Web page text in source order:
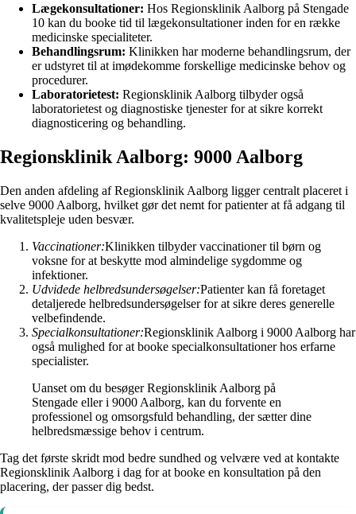
Lægekonsultationer: Hos Regionsklinik Aalborg på Stengade
10 kan du booke tid til lægekonsultationer inden for en række
medicinske specialiteter.
Behandlingsrum: Klinikken har moderne behandlingsrum, der
er udstyret til at imødekomme forskellige medicinske behov og
procedurer.
Laboratorietest: Regionsklinik Aalborg tilbyder også
laboratorietest og diagnostiske tjenester for at sikre korrekt
diagnosticering og behandling.
Regionsklinik Aalborg: 9000 Aalborg
Den anden afdeling af Regionsklinik Aalborg ligger centralt placeret i
selve 9000 Aalborg, hvilket gør det nemt for patienter at få adgang til
kvalitetspleje uden besvær.
Vaccinationer:Klinikken tilbyder vaccinationer til børn og
voksne for at beskytte mod almindelige sygdomme og
infektioner.
Udvidede helbredsundersøgelser:Patienter kan få foretaget
detaljerede helbredsundersøgelser for at sikre deres generelle
velbefindende.
Specialkonsultationer:Regionsklinik Aalborg i 9000 Aalborg har
også mulighed for at booke specialkonsultationer hos erfarne
specialister.
Uanset om du besøger Regionsklinik Aalborg på
Stengade eller i 9000 Aalborg, kan du forvente en
professionel og omsorgsfuld behandling, der sætter dine
helbredsmæssige behov i centrum.
Tag det første skridt mod bedre sundhed og velvære ved at kontakte
Regionsklinik Aalborg i dag for at booke en konsultation på den
placering, der passer dig bedst.